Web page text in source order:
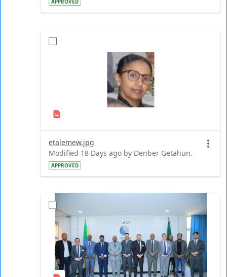
APPROVED
etalemew.jpg
Modified 18 Days ago by Denber Getahun.
APPROVED